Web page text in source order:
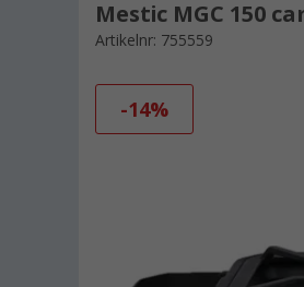
Mestic MGC 150
Artikelnr: 755559
-14%